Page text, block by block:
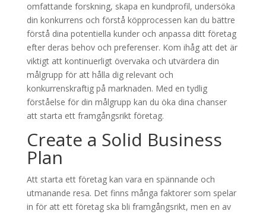
omfattande forskning, skapa en kundprofil, undersöka
din konkurrens och förstå köpprocessen kan du bättre
förstå dina potentiella kunder och anpassa ditt företag
efter deras behov och preferenser. Kom ihåg att det är
viktigt att kontinuerligt övervaka och utvärdera din
målgrupp för att hålla dig relevant och
konkurrenskraftig på marknaden. Med en tydlig
förståelse för din målgrupp kan du öka dina chanser
att starta ett framgångsrikt företag.
Create a Solid Business
Plan
Att starta ett företag kan vara en spännande och
utmanande resa. Det finns många faktorer som spelar
in för att ett företag ska bli framgångsrikt, men en av